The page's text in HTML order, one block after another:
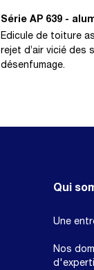
Série AP 639 -
Edicule de toiture
rejet d’air vicié des
désenfumage.
Qui
Une
Nos